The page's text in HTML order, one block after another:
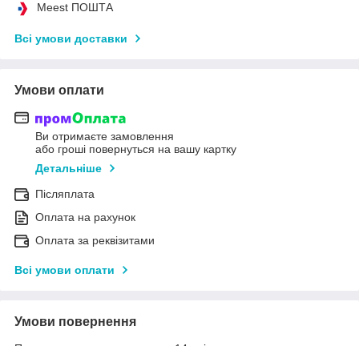
Meest ПОШТА
Всі умови доставки
Умови оплати
Ви отримаєте замовлення
або гроші повернуться на вашу картку
Детальніше
Післяплата
Оплата на рахунок
Оплата за реквізитами
Всі умови оплати
Умови повернення